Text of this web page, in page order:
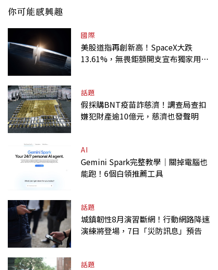
你可能感興趣
國際
美股道指再創新高！SpaceX大跌
13.61%，無畏鉅額開支宣布獨家用輝
話題
假採購BNT疫苗詐慈濟！調查局查扣
嫌犯財產逾10億元，慈濟也發聲明
AI
Gemini Spark完整教學｜關掉電腦也
能跑！6個白領推薦工具
話題
城鎮韌性8月演習斷網！行動網路降速
演練將登場，7日「災防訊息」預告
話題